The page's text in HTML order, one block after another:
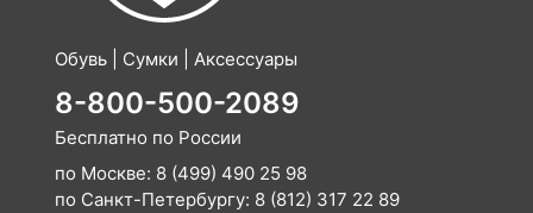
Обувь | Сумки | Аксессуары
8-800-500-2089
Бесплатно по России
по Москве: 8 (499) 490 25 98
по Санкт-Петербургу: 8 (812) 317 22 89